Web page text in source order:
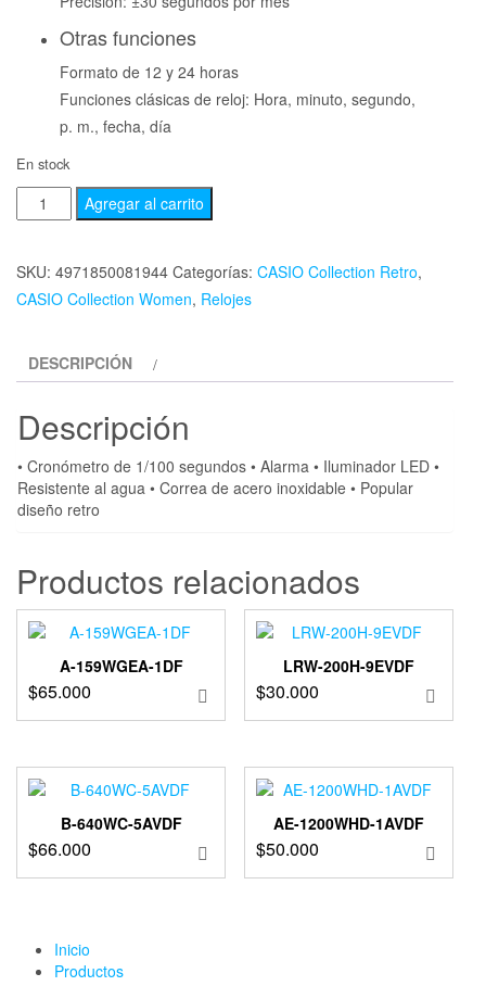
Otras funciones
Formato de 12 y 24 horas
Funciones clásicas de reloj: Hora, minuto, segundo,
p. m., fecha, día
En stock
Agregar al carrito
SKU: 4971850081944 Categorías: CASIO Collection Retro,
CASIO Collection Women, Relojes
DESCRIPCIÓN
Descripción
• Cronómetro de 1/100 segundos • Alarma • Iluminador LED •
Resistente al agua • Correa de acero inoxidable • Popular
diseño retro
Productos relacionados
A-159WGEA-1DF
$65.000
LRW-200H-9EVDF
$30.000
B-640WC-5AVDF
$66.000
AE-1200WHD-1AVDF
$50.000
Inicio
Productos